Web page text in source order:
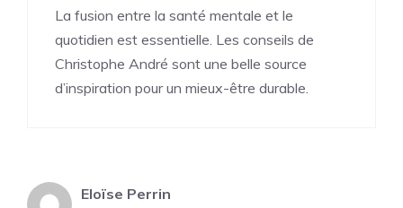
La fusion entre la santé mentale et le
quotidien est essentielle. Les conseils de
Christophe André sont une belle source
d’inspiration pour un mieux-être durable.
Eloïse Perrin